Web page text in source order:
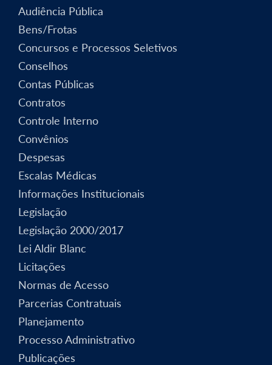
Audiência Pública
Bens/Frotas
Concursos e Processos Seletivos
Conselhos
Contas Públicas
Contratos
Controle Interno
Convênios
Despesas
Escalas Médicas
Informações Institucionais
Legislação
Legislação 2000/2017
Lei Aldir Blanc
Licitações
Normas de Acesso
Parcerias Contratuais
Planejamento
Processo Administrativo
Publicações